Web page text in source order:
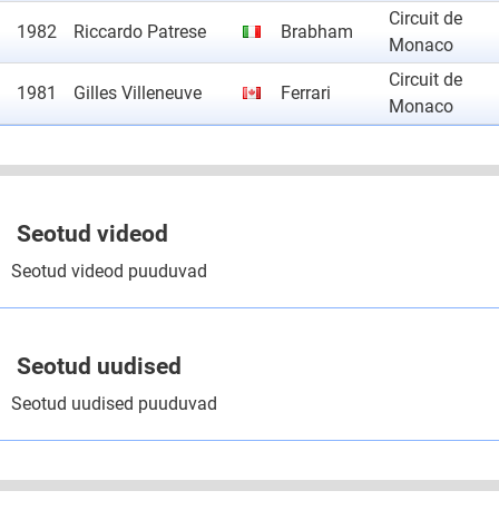
1982 Riccardo Patrese Brabham
Circuit de
Monaco
1981 Gilles Villeneuve Ferrari
Circuit de
Monaco
Seotud videod
Seotud videod puuduvad
Seotud uudised
Seotud uudised puuduvad